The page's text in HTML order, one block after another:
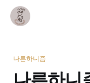
나른하니즘